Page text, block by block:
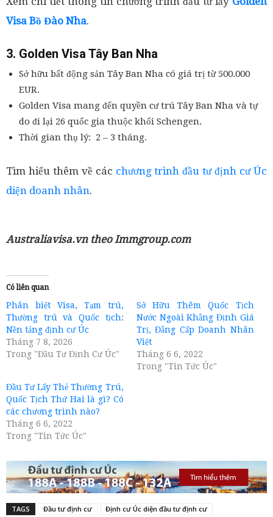
Visa Bồ Đào Nha.
3. Golden Visa Tây Ban Nha
Sở hữu bất động sản Tây Ban Nha có giá trị từ 500.000
EUR.
Golden Visa mang đến quyền cư trú Tây Ban Nha và tự
do đi lại 26 quốc gia thuộc khối Schengen.
Thời gian thụ lý: 2 – 3 tháng.
Tìm hiểu thêm về các chương trình đầu tư định cư Úc
diện doanh nhân.
Australiavisa.vn theo Immgroup.com
Có liên quan
Phân biệt Visa, Tạm trú,
Thường trú và Quốc tịch:
Nền tảng định cư Úc
Tháng 7 8, 2026
Trong "Đầu Tư Định Cư Úc"
Sở Hữu Thêm Quốc Tịch
Nước Ngoài Khẳng Định Giá
Trị, Đẳng Cấp Doanh Nhân
Việt
Tháng 6 6, 2022
Trong "Tin Tức Úc"
Đầu Tư Lấy Thẻ Thường Trú,
Quốc Tịch Thứ Hai là gì? Có
các chương trình nào?
Tháng 6 6, 2022
Trong "Tin Tức Úc"
TAGS Đầu tư định cư
Định cư Úc diện đầu tư định cư